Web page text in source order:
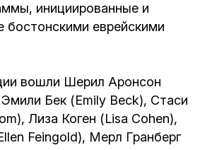
инициированные и
еврейскими
вошли Шерил Аронсон
Бек (Emily Beck), Стаси
Лиза Коген (Lisa Cohen),
Feingold), Мерл Гранберг